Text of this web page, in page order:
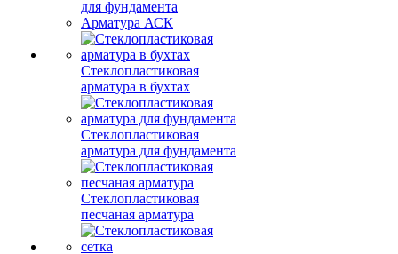
для фундамента
Арматура АСК
Стеклопластиковая
арматура в бухтах
Стеклопластиковая
арматура для фундамента
Стеклопластиковая
песчаная арматура